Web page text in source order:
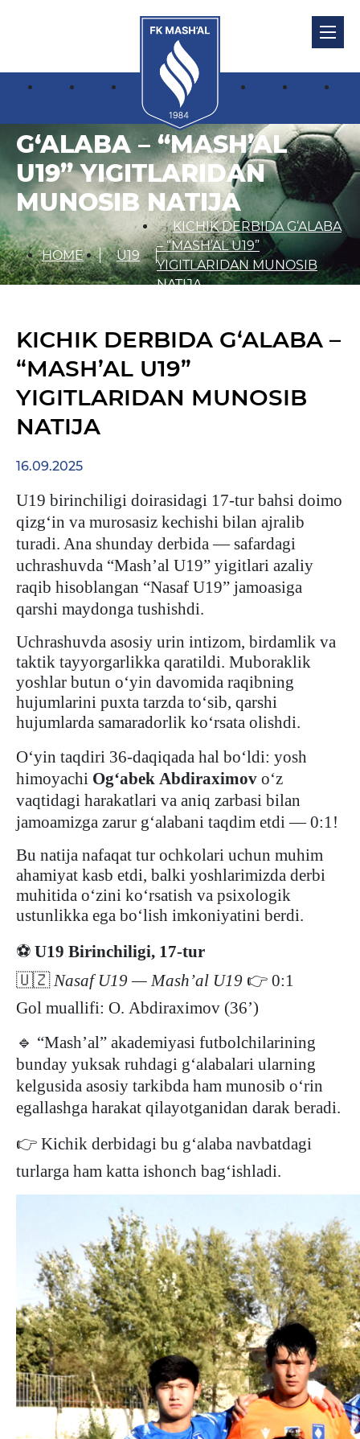
KICHIK DERBIDA
G‘ALABA – “MASH’AL
U19” YIGITLARIDAN
MUNOSIB NATIJA
HOME U19
KICHIK DERBIDA G‘ALABA
– “MASH’AL U19”
YIGITLARIDAN MUNOSIB
NATIJA
KICHIK DERBIDA G‘ALABA –
“MASH’AL U19”
YIGITLARIDAN MUNOSIB
NATIJA
16.09.2025
U19 birinchiligi doirasidagi 17-tur bahsi doimo
qizg‘in va murosasiz kechishi bilan ajralib
turadi. Ana shunday derbida — safardagi
uchrashuvda “Mash’al U19” yigitlari azaliy
raqib hisoblangan “Nasaf U19” jamoasiga
qarshi maydonga tushishdi.
Uchrashuvda asosiy urin intizom, birdamlik va
taktik tayyorgarlikka qaratildi. Muboraklik
yoshlar butun o‘yin davomida raqibning
hujumlarini puxta tarzda to‘sib, qarshi
hujumlarda samaradorlik ko‘rsata olishdi.
O‘yin taqdiri 36-daqiqada hal bo‘ldi: yosh
himoyachi Og‘abek Abdiraximov o‘z
vaqtidagi harakatlari va aniq zarbasi bilan
jamoamizga zarur g‘alabani taqdim etdi — 0:1!
Bu natija nafaqat tur ochkolari uchun muhim
ahamiyat kasb etdi, balki yoshlarimizda derbi
muhitida o‘zini ko‘rsatish va psixologik
ustunlikka ega bo‘lish imkoniyatini berdi.
⚽ U19 Birinchiligi, 17-tur
🇺🇿 Nasaf U19 — Mash’al U19 👉 0:1
Gol muallifi: O. Abdiraximov (36’)
🔹 “Mash’al” akademiyasi futbolchilarining
bunday yuksak ruhdagi g‘alabalari ularning
kelgusida asosiy tarkibda ham munosib o‘rin
egallashga harakat qilayotganidan darak beradi.
👉 Kichik derbidagi bu g‘alaba navbatdagi
turlarga ham katta ishonch bag‘ishladi.